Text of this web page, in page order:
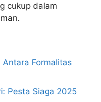
cukup dalam
Antara Formalitas
Pesta Siaga 2025